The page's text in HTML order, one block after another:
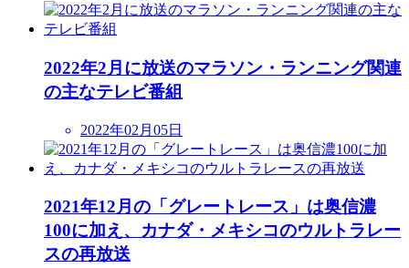
2022年2月に放送のマラソン・ランニング関連
の主なテレビ番組
2022年02月05日
2021年12月の「グレートレース」は奥信濃
100に加え、カナダ・メキシコのウルトラレー
スの再放送